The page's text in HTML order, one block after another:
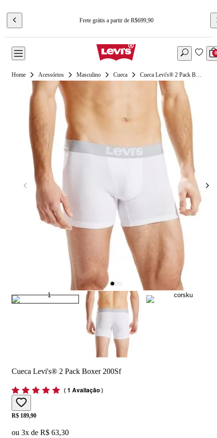
Frete grátis a partir de R$699,90
0
Acessórios Masculino Cueca Cueca Levi's® 2 Pack Boxer 200Sf
Cueca Levi's® 2 Pack Boxer 200Sf
(1 Avaliação)
Price:
R$ 189,90
ou 3x de R$ 63,30